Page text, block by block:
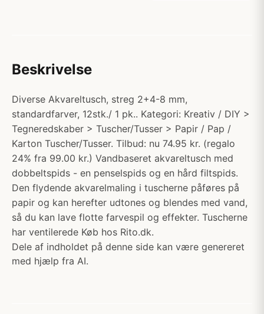
Beskrivelse
Diverse Akvareltusch, streg 2+4-8 mm,
standardfarver, 12stk./ 1 pk.. Kategori: Kreativ / DIY >
Tegneredskaber > Tuscher/Tusser > Papir / Pap /
Karton Tuscher/Tusser. Tilbud: nu 74.95 kr. (regalo
24% fra 99.00 kr.) Vandbaseret akvareltusch med
dobbeltspids - en penselspids og en hård filtspids.
Den flydende akvarelmaling i tuscherne påføres på
papir og kan herefter udtones og blendes med vand,
så du kan lave flotte farvespil og effekter. Tuscherne
har ventilerede Køb hos Rito.dk.
Dele af indholdet på denne side kan være genereret
med hjælp fra AI.